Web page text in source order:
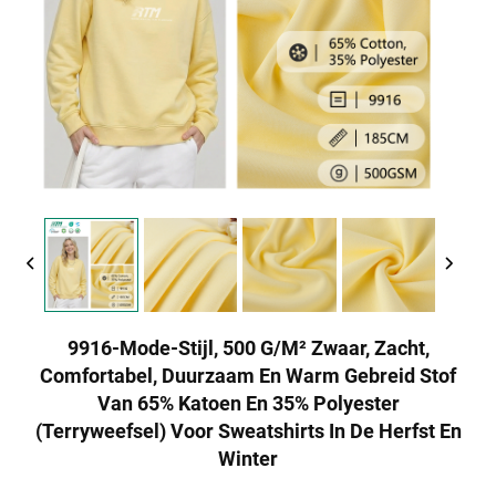
9916-Mode-Stijl, 500 G/m² Zwaar, Zacht,
Comfortabel, Duurzaam En Warm Gebreid Stof
Van 65% Katoen En 35% Polyester
(terryweefsel) Voor Sweatshirts In De Herfst En
Winter